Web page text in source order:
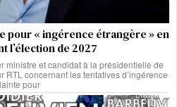
pour « ingérence étrangère » en
l’élection de 2027
ministre et candidat à la présidentielle de
concernant les tentatives d’ingérence
pour